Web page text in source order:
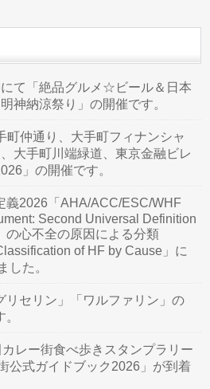
て「絶品グルメ☆ビール＆日本
神納涼祭り」の開催です。
町仲通り、大手町フィナンシャ
大手町川端緑道、東京金融ビレ
」の開催です。
義2026「AHA/ACC/ESC/WHF
Second Universal Definition
の心不全の原因による分類
of HF by Cause」に
した。
リセリン」「ワルファリン」の
レー街食べ歩きスタンプラリー
公式ガイドブック2026」が到着